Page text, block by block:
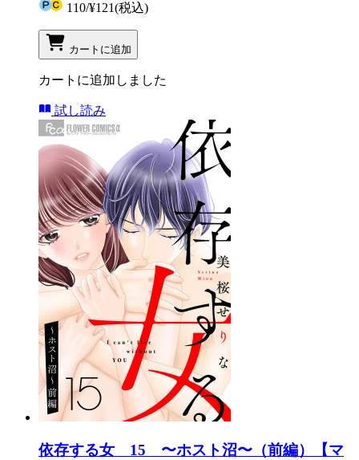
110/¥121(税込)
カートに追加
カートに追加しました
試し読み
依存する女 15 〜ホスト沼〜（前編）【マ